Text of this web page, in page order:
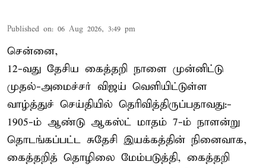
Published on: 06 Aug 2026, 3:49 pm
சென்னை,
12-வது தேசிய கைத்தறி நாளை முன்னிட்டு
முதல்-அமைச்சர் விஜய் வெளியிட்டுள்ள
வாழ்த்துச் செய்தியில் தெரிவித்திருப்பதாவது:-
1905-ம் ஆண்டு ஆகஸ்ட் மாதம் 7-ம் நாளன்று
தொடங்கப்பட்ட சுதேசி இயக்கத்தின் நினைவாக,
கைத்தறித் தொழிலை மேம்படுத்தி, கைத்தறி